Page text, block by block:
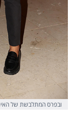
ובפרס המתלבשת של